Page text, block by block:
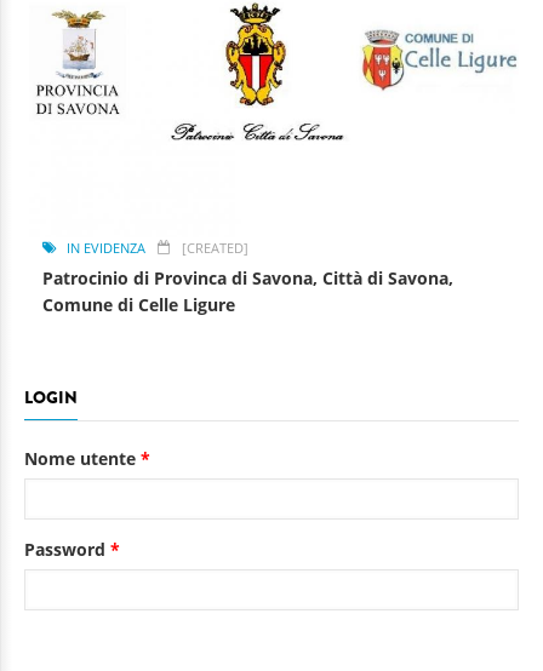
IN EVIDENZA [CREATED]
Patrocinio di Provinca di Savona, Città di Savona,
Comune di Celle Ligure
LOGIN
Nome utente *
Password *